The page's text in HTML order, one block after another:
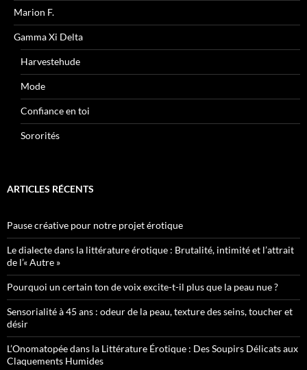
Marion F.
Gamma Xi Delta
Harvestehude
Mode
Confiance en toi
Sororités
ARTICLES RÉCENTS
Pause créative pour notre projet érotique
Le dialecte dans la littérature érotique : Brutalité, intimité et l’attrait
de l’« Autre »
Pourquoi un certain ton de voix excite-t-il plus que la peau nue ?
Sensorialité à 45 ans : odeur de la peau, texture des seins, toucher et
désir
L’Onomatopée dans la Littérature Érotique : Des Soupirs Délicats aux
Claquements Humides